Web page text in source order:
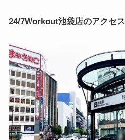
24/7Workout池袋店のアクセス